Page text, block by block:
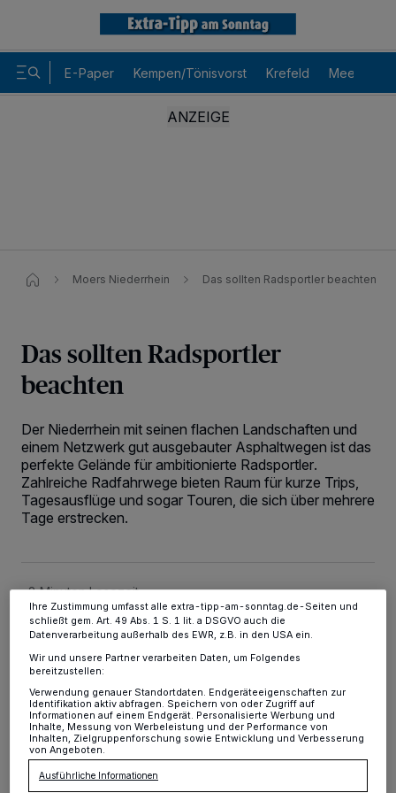
E-Paper Kempen/Tönisvorst Krefeld Meerbusch
Moers Niederrhein Das sollten Radsportler beachten
Das sollten Radsportler
beachten
Der Niederrhein mit seinen flachen Landschaften und
einem Netzwerk gut ausgebauter Asphaltwegen ist das
perfekte Gelände für ambitionierte Radsportler.
Zahlreiche Radfahrwege bieten Raum für kurze Trips,
Tagesausflüge und sogar Touren, die sich über mehrere
Tage erstrecken.
2 Minuten Lesezeit
U rlaubsgäste können sich bei diversen
regionalen Anbieter ein Fahrrad
Wir und unsere218 -Partner speichern und greifen auf
personenbezogene Daten wie Browserdaten oder eindeutige
Kennungen auf Ihrem Gerät zu. Durch Auswahl von OK aktivieren Sie
Tracking-Technologien für die unter „Wir und unsere Partner
verarbeiten Daten, um Ihnen Dienste bereitzustellen“ aufgeführten
Zwecke. Wenn Tracker deaktiviert sind, sind manche Inhalte und
Anzeigen möglicherweise nicht mehr so relevant für Sie. Sie können
dieses Menü jederzeit wieder aufrufen, um Ihre Einstellungen zu
Ihre Zustimmung umfasst alle extra-tipp-am-sonntag.de-Seiten und
schließt gem. Art. 49 Abs. 1 S. 1 lit. a DSGVO auch die
Datenverarbeitung außerhalb des EWR, z.B. in den USA ein.
Wir und unsere Partner verarbeiten Daten, um Folgendes
bereitzustellen:
Verwendung genauer Standortdaten. Endgeräteeigenschaften zur
Identifikation aktiv abfragen. Speichern von oder Zugriff auf
Informationen auf einem Endgerät. Personalisierte Werbung und
Inhalte, Messung von Werbeleistung und der Performance von
Inhalten, Zielgruppenforschung sowie Entwicklung und Verbesserung
von Angeboten.
Ausführliche Informationen